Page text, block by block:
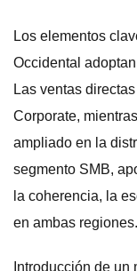
Los elementos
Occidental
Las ventas
Corporate,
ampliado en la
segmento SMB,
la coherencia, la
en ambas regiones.
Introducción de